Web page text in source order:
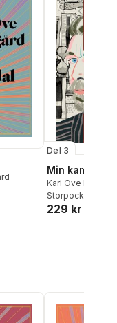
Totalt antal röster:
Del 3
Min kamp 3
Karl Ove
Storpocket
229 kr